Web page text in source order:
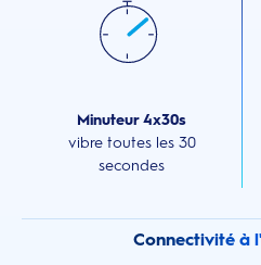
Minuteur 4x30s
vibre toutes les 30
secondes
Connectivité à